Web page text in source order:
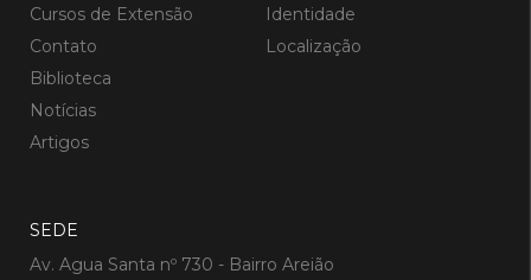
Cursos de Extensão
Contato
Biblioteca
Notícias
Artigos
Identidade
Localização
SEDE
Av. Agua Santa nº 730 - Bairro Areião